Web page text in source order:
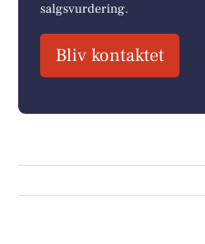
salgsvurdering.
Bliv kontaktet